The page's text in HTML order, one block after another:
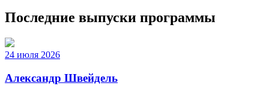
Последние выпуски программы
24 июля 2026
Александр Швейдель